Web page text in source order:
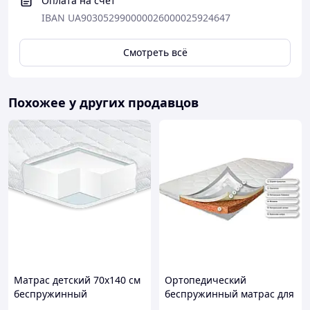
IBAN UA903052990000026000025924647
Смотреть всё
Похожее у других продавцов
Матрас детский 70х140 см
беспружинный
Ортопедический
беспружинный матрас для